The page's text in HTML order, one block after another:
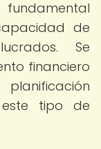
de
Se
financiero
tipo de